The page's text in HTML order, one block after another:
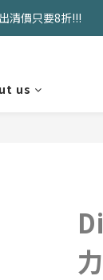
靠墊組合只要$1488
清價只要8折!!!
us